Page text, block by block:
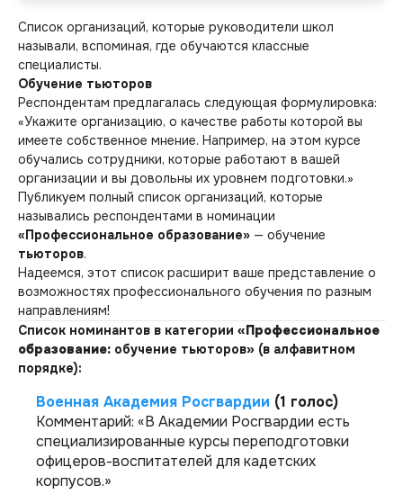
Список организаций, которые руководители школ
называли, вспоминая, где обучаются классные
специалисты.
Обучение тьюторов
Респондентам предлагалась следующая формулировка:
«Укажите организацию, о качестве работы которой вы
имеете собственное мнение. Например, на этом курсе
обучались сотрудники, которые работают в вашей
организации и вы довольны их уровнем подготовки.»
Публикуем полный список организаций, которые
назывались респондентами в номинации
«Профессиональное образование» — обучение
тьюторов.
Надеемся, этот список расширит ваше представление о
возможностях профессионального обучения по разным
направлениям!
Список номинантов в категории «Профессиональное
образование: обучение тьюторов» (в алфавитном
порядке):
Военная Академия Росгвардии (1 голос)
Комментарий: «В Академии Росгвардии есть
специализированные курсы переподготовки
офицеров-воспитателей для кадетских
корпусов.»